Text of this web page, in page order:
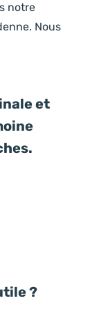
notre
Nous
et
?